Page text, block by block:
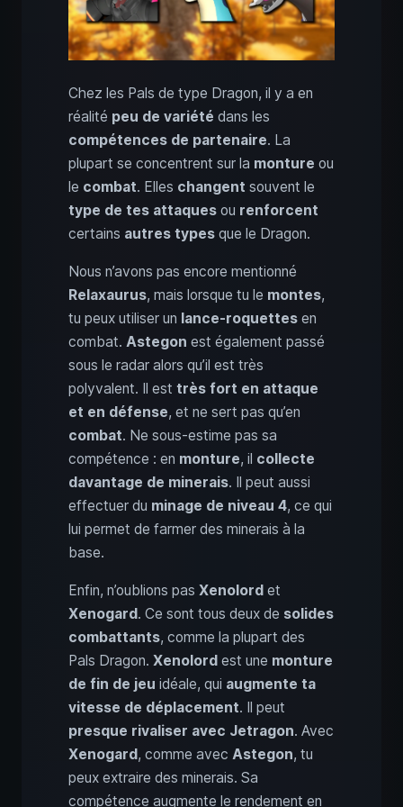
Chez les Pals de type Dragon, il y a en
réalité peu de variété dans les
compétences de partenaire. La
plupart se concentrent sur la monture ou
le combat. Elles changent souvent le
type de tes attaques ou renforcent
certains autres types que le Dragon.
Nous n’avons pas encore mentionné
Relaxaurus, mais lorsque tu le montes,
tu peux utiliser un lance-roquettes en
combat. Astegon est également passé
sous le radar alors qu’il est très
polyvalent. Il est très fort en attaque
et en défense, et ne sert pas qu’en
combat. Ne sous-estime pas sa
compétence : en monture, il collecte
davantage de minerais. Il peut aussi
effectuer du minage de niveau 4, ce qui
lui permet de farmer des minerais à la
base.
Enfin, n’oublions pas Xenolord et
Xenogard . Ce sont tous deux de solides
combattants, comme la plupart des
Pals Dragon. Xenolord est une monture
de fin de jeu idéale, qui augmente ta
vitesse de déplacement. Il peut
presque rivaliser avec Jetragon. Avec
Xenogard , comme avec Astegon, tu
peux extraire des minerais. Sa
compétence augmente le rendement en